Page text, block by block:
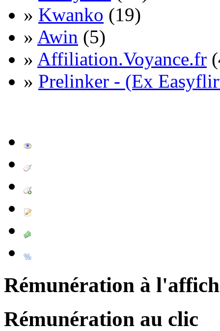
» Kwanko (19)
» Awin (5)
» Affiliation.Voyance.fr
» Prelinker - (Ex
Rémunération à
Rémunération au clic